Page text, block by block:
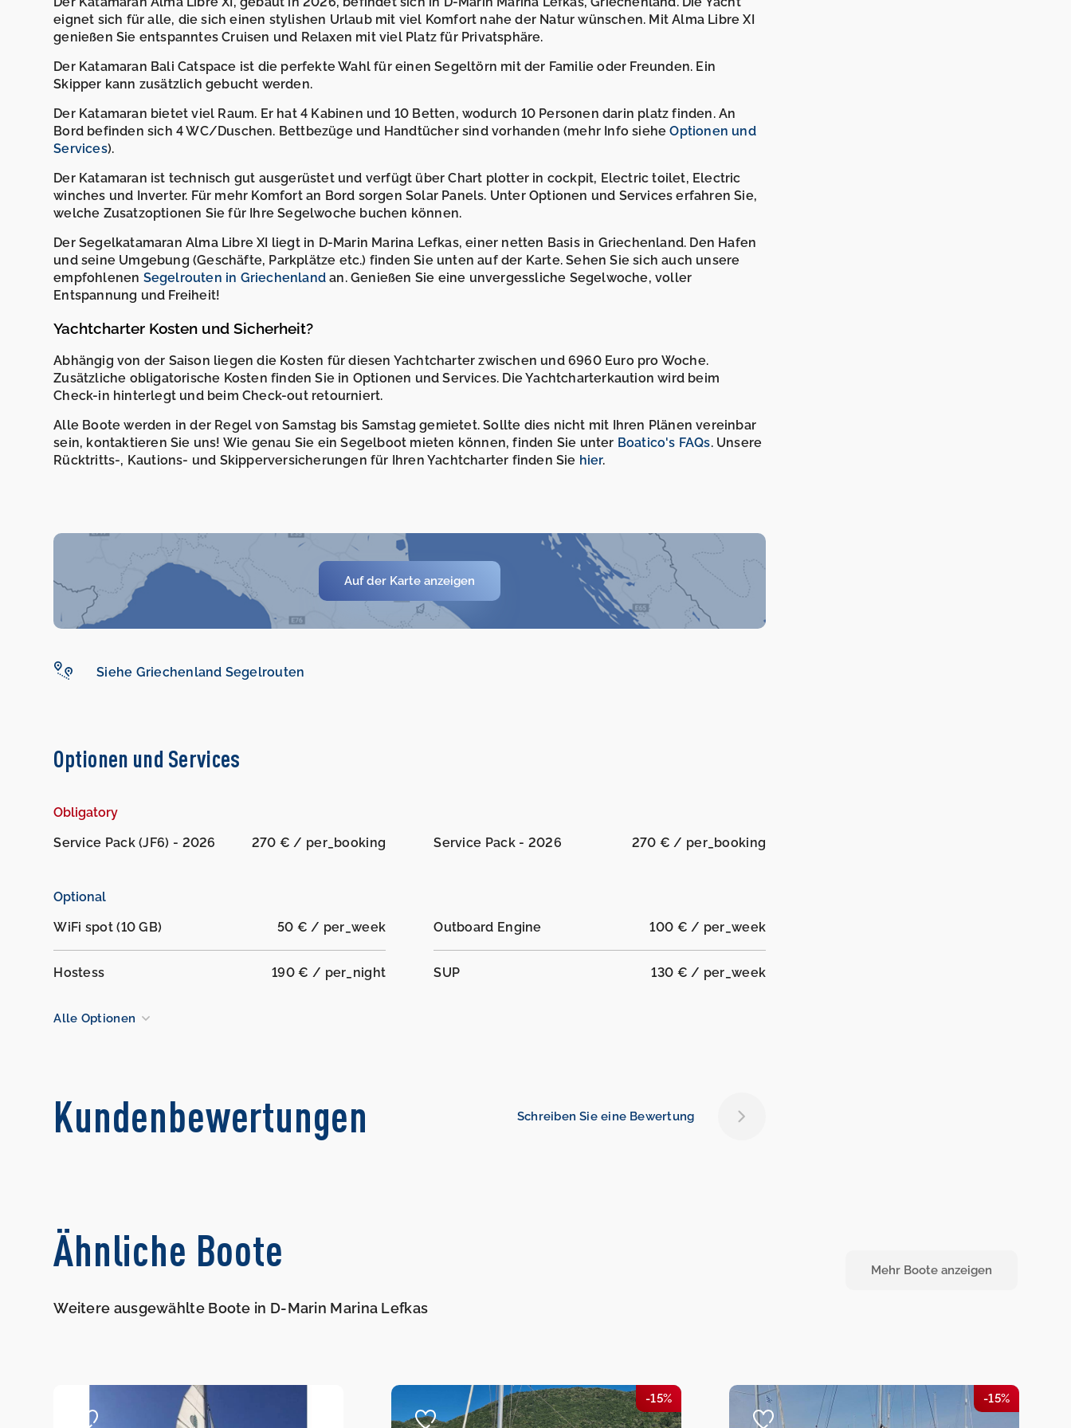
eignet sich für alle, die sich einen stylishen Urlaub mit viel Komfort nahe der Natur wünschen. Mit Alma Libre XI
genießen Sie entspanntes Cruisen und Relaxen mit viel Platz für Privatsphäre.
Der Katamaran Bali Catspace ist die perfekte Wahl für einen Segeltörn mit der Familie oder Freunden. Ein
Skipper kann zusätzlich gebucht werden.
Der Katamaran bietet viel Raum. Er hat 4 Kabinen und 10 Betten, wodurch 10 Personen darin platz finden. An
Bord befinden sich 4 WC/Duschen. Bettbezüge und Handtücher sind vorhanden (mehr Info sieheOptionen und
Services).
Der Katamaran ist technisch gut ausgerüstet und verfügt über Chart plotter in cockpit, Electric toilet, Electric
winches und Inverter. Für mehr Komfort an Bord sorgen Solar Panels. Unter Optionen und Services erfahren Sie,
welche Zusatzoptionen Sie für Ihre Segelwoche buchen können.
Der Segelkatamaran Alma Libre XI liegt in D-Marin Marina Lefkas, einer netten Basis in Griechenland. Den Hafen
und seine Umgebung (Geschäfte, Parkplätze etc.) finden Sie unten auf der Karte. Sehen Sie sich auch unsere
empfohlenen Segelrouten in Griechenland an. Genießen Sie eine unvergessliche Segelwoche, voller
Entspannung und Freiheit!
Yachtcharter Kosten und Sicherheit?
Abhängig von der Saison liegen die Kosten für diesen Yachtcharter zwischen und 6960 Euro pro Woche.
Zusätzliche obligatorische Kosten finden Sie in Optionen und Services. Die Yachtcharterkaution wird beim
Check-in hinterlegt und beim Check-out retourniert.
Alle Boote werden in der Regel von Samstag bis Samstag gemietet. Sollte dies nicht mit Ihren Plänen vereinbar
sein, kontaktieren Sie uns! Wie genau Sie ein Segelboot mieten können, finden Sie unter Boatico's FAQs. Unsere
Rücktritts-, Kautions- und Skipperversicherungen für Ihren Yachtcharter finden Sie hier.
Auf der Karte anzeigen
Siehe Griechenland Segelrouten
Optionen und Services
Obligatory
Service Pack (JF6) - 2026
270 € / per_booking Service Pack - 2026 270 € / per_booking
Optional
WiFi spot (10 GB)
50 € / per_week Outboard Engine 100 € / per_week
Hostess 190 € / per_night SUP 130 € / per_week
Alle Optionen
Kundenbewertungen Schreiben Sie eine Bewertung
Ähnliche Boote
Weitere ausgewählte Boote in D-Marin Marina Lefkas
Mehr Boote anzeigen
-15% -15%